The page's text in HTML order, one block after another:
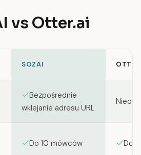
vs Otter.ai
SOZAI
Bezpośrednie
wklejanie adresu URL
Do 10 mówców Do